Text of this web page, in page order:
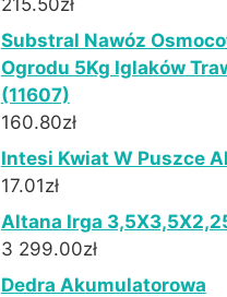
Substral Nawóz
Ogrodu 5Kg Iglaków
(11607)
160.80zł
Intesi Kwiat W Puszce
17.01zł
Altana Irga
3 299.00zł
Dedra Akumulatorowa